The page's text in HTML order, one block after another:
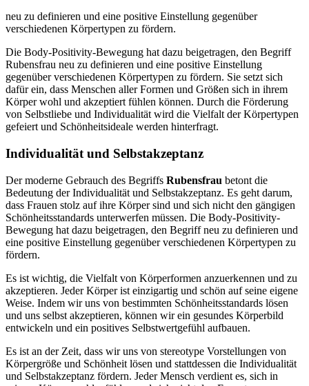
neu zu definieren und eine positive Einstellung gegenüber
verschiedenen Körpertypen zu fördern.
Die Body-Positivity-Bewegung hat dazu beigetragen, den Begriff
Rubensfrau neu zu definieren und eine positive Einstellung
gegenüber verschiedenen Körpertypen zu fördern. Sie setzt sich
dafür ein, dass Menschen aller Formen und Größen sich in ihrem
Körper wohl und akzeptiert fühlen können. Durch die Förderung
von Selbstliebe und Individualität wird die Vielfalt der Körpertypen
gefeiert und Schönheitsideale werden hinterfragt.
Individualität und Selbstakzeptanz
Der moderne Gebrauch des Begriffs Rubensfrau betont die
Bedeutung der Individualität und Selbstakzeptanz. Es geht darum,
dass Frauen stolz auf ihre Körper sind und sich nicht den gängigen
Schönheitsstandards unterwerfen müssen. Die Body-Positivity-
Bewegung hat dazu beigetragen, den Begriff neu zu definieren und
eine positive Einstellung gegenüber verschiedenen Körpertypen zu
fördern.
Es ist wichtig, die Vielfalt von Körperformen anzuerkennen und zu
akzeptieren. Jeder Körper ist einzigartig und schön auf seine eigene
Weise. Indem wir uns von bestimmten Schönheitsstandards lösen
und uns selbst akzeptieren, können wir ein gesundes Körperbild
entwickeln und ein positives Selbstwertgefühl aufbauen.
Es ist an der Zeit, dass wir uns von stereotype Vorstellungen von
Körpergröße und Schönheit lösen und stattdessen die Individualität
und Selbstakzeptanz fördern. Jeder Mensch verdient es, sich in